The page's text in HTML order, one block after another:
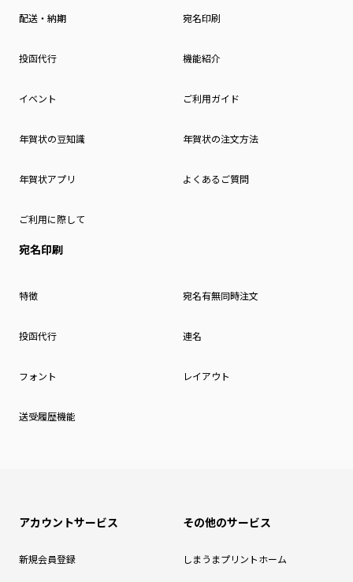
配送・納期 宛名印刷
投函代行 機能紹介
イベント ご利用ガイド
年賀状の豆知識 年賀状の注文方法
年賀状アプリ よくあるご質問
ご利用に際して
宛名印刷
特徴 宛名有無同時注文
投函代行 連名
フォント レイアウト
送受履歴機能
アカウントサービス
新規会員登録
その他のサービス
しまうまプリントホーム